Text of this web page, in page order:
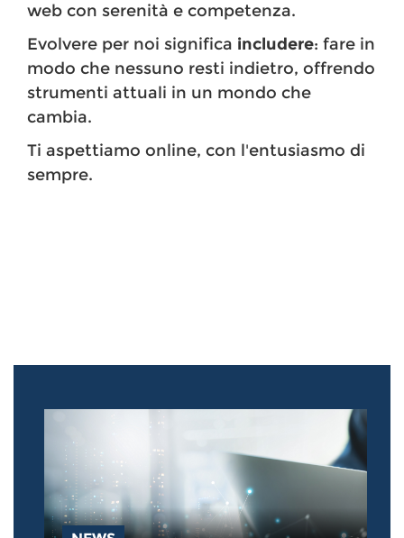
web con serenità e competenza.
Evolvere per noi significa includere: fare in
modo che nessuno resti indietro, offrendo
strumenti attuali in un mondo che
cambia.
Ti aspettiamo online, con l'entusiasmo di
sempre.